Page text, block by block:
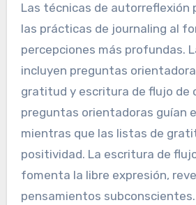
Las técnicas de autorreflexión
las prácticas de journaling al
percepciones más profundas.
incluyen preguntas
gratitud y escritura de flujo de
preguntas orientadoras guían
mientras que las listas de
positividad. La escritura de
fomenta la libre expresión,
pensamientos